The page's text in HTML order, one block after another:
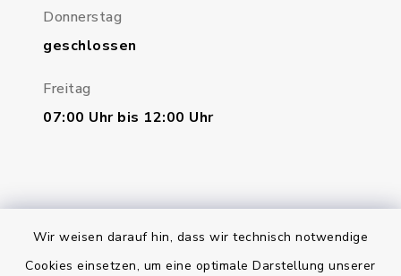
Wir weisen darauf hin, dass wir technisch notwendige
Cookies einsetzen, um eine optimale Darstellung unserer
Donnerstag
geschlossen
Freitag
07:00 Uhr bis 12:00 Uhr
Bankverbindung